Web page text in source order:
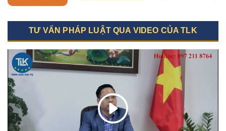
TƯ VẤN PHÁP LUẬT QUA VIDEO CỦA TLK